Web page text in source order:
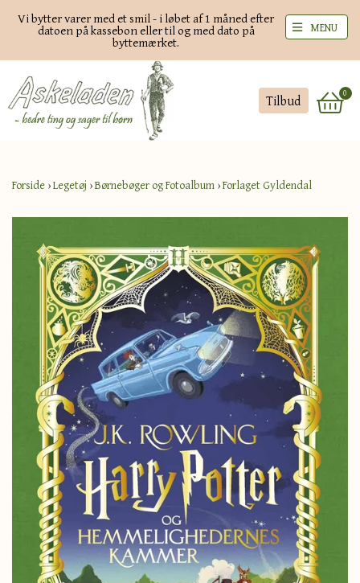
Vi bytter varer med et smil - i løbet af 1 måned efter
datoen på kassebon eller til og med dato på
byttemærket.
Tilbud 0
MENU
Forside ›Legetøj ›Børnebøger og Fotoalbum ›Forlaget Gyldendal